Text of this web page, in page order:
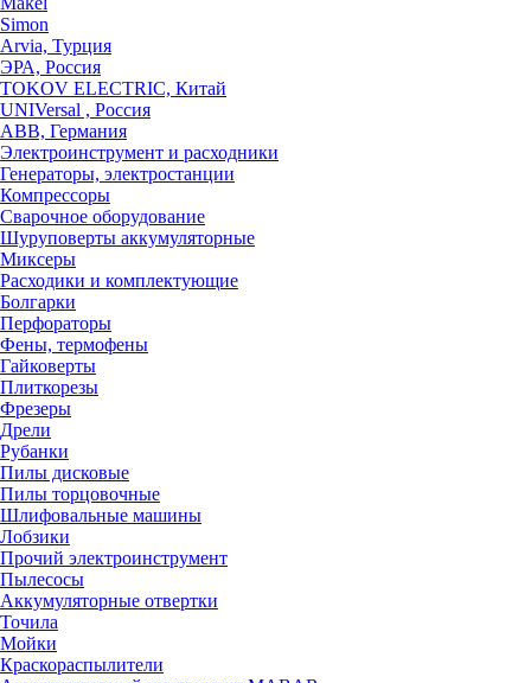
Simon
Arvia, Турция
ЭРА, Россия
TOKOV ELECTRIC, Китай
UNIVersal , Россия
ABB, Германия
Электроинструмент и расходники
Генераторы, электростанции
Компрессоры
Сварочное оборудование
Шуруповерты аккумуляторные
Миксеры
Расходики и комплектующие
Болгарки
Перфораторы
Фены, термофены
Гайковерты
Плиткорезы
Фрезеры
Дрели
Рубанки
Пилы дисковые
Пилы торцовочные
Шлифовальные машины
Лобзики
Прочий электроинструмент
Пылесосы
Аккумуляторные отвертки
Точила
Мойки
Краскораспылители